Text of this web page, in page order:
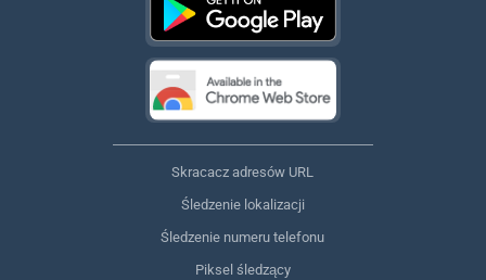
Skracacz adresów URL
Śledzenie lokalizacji
Śledzenie numeru telefonu
Piksel śledzący